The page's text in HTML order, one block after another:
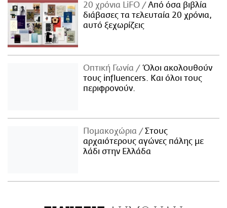
20 χρόνια LiFO
Από όσα βιβλία
διάβασες τα τελευταία 20 χρόνια,
αυτό ξεχωρίζεις
Οπτική Γωνία
Όλοι ακολουθούν
τους influencers. Και όλοι τους
περιφρονούν.
Πομακοχώρια
Στους
αρχαιότερους αγώνες πάλης με
λάδι στην Ελλάδα